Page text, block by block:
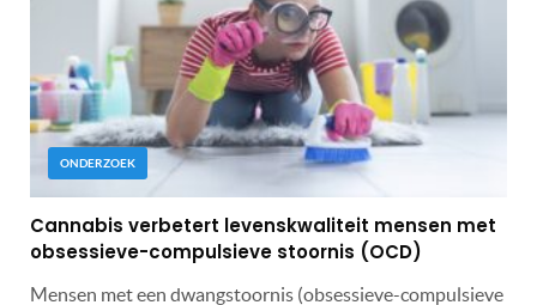
ONDERZOEK
Cannabis verbetert levenskwaliteit mensen met
obsessieve-compulsieve stoornis (OCD)
Mensen met een dwangstoornis (obsessieve-compulsieve